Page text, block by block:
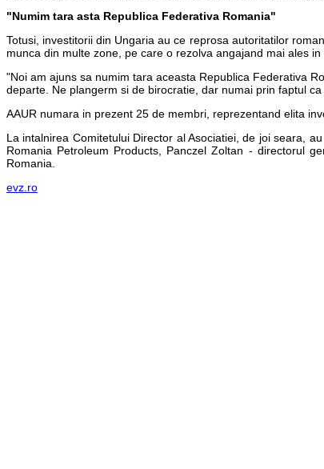
"Numim tara asta Republica Federativa Romania"
Totusi, investitorii din Ungaria au ce reprosa autoritatilor
munca din multe zone, pe care o rezolva angajand mai ales
"Noi am ajuns sa numim tara aceasta Republica Federativa
departe. Ne plangerm si de birocratie, dar numai prin faptul
AAUR numara in prezent 25 de membri, reprezentand elita
La intalnirea Comitetului Director al Asociatiei, de joi seara,
Romania Petroleum Products, Panczel Zoltan - directorul
Romania.
evz.ro